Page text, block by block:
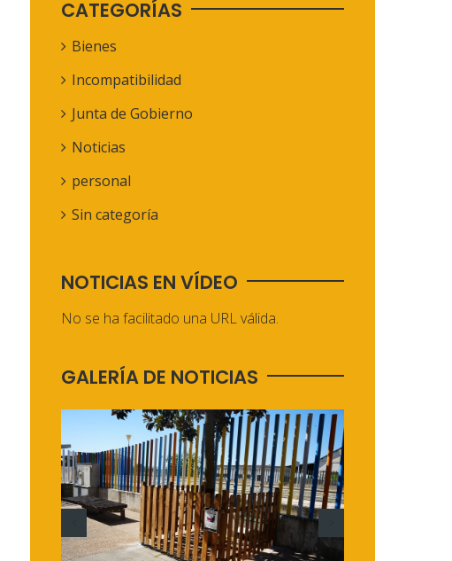
CATEGORÍAS
Bienes
Incompatibilidad
Junta de Gobierno
Noticias
personal
Sin categoría
NOTICIAS EN VÍDEO
No se ha facilitado una URL válida.
GALERÍA DE NOTICIAS